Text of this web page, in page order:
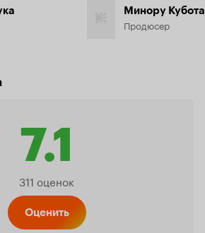
Минору Кубота
Продюсер
7.1
311 оценок
Оценить